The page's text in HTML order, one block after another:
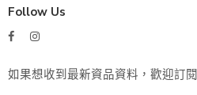
Follow Us
如果想收到最新資品資料，歡迎訂閱